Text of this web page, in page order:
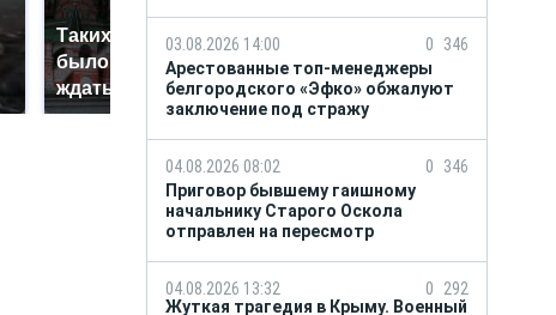
Таких событий не
было с 1945: чего
ждать всем нам?
В магазинах России
ажиотаж из-за этого
продукта: что купить?
03.08.2026 14:00 0
346
Арестованные топ-менеджеры
белгородского «Эфко» обжалуют
заключение под стражу
04.08.2026 08:02 0
346
Приговор бывшему гаишному
начальнику Старого Оскола
отправлен на пересмотр
04.08.2026 13:32 0
292
Жуткая трагедия в Крыму. Военный